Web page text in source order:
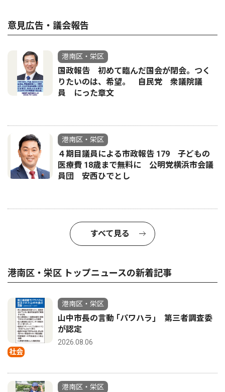
意見広告・議会報告
港南区・栄区
国政報告 初めて臨んだ国会が閉会。つく
りたいのは、希望。 自民党 衆議院議
員 にった章文
港南区・栄区
４期目議員による市政報告 179 子どもの
医療費 18歳まで無料に 公明党横浜市会議
員団 安西ひでとし
すべて見る
港南区・栄区 トップニュースの新着記事
社会
港南区・栄区
山中市長の言動 ｢パワハラ｣ 第三者調査委
が認定
2026.08.06
港南区・栄区